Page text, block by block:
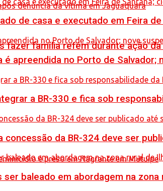
fazer família refém durante ação
de casa e executado em Feira
é apreendida no Porto de Salvador;
a BR-330 e fica sob
concessão da BR-324 deve ser
baleado em abordagem na zona